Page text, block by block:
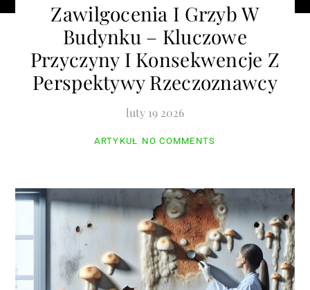
Zawilgocenia I Grzyb W
Budynku – Kluczowe
Przyczyny I Konsekwencje Z
Perspektywy Rzeczoznawcy
luty 19 2026
ARTYKUŁ NO COMMENTS